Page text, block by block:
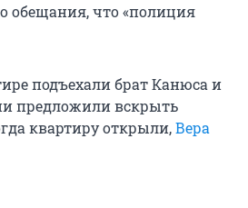
обещания, что «полиция
подъехали брат Канюса и
предложили вскрыть
квартиру открыли,Вера